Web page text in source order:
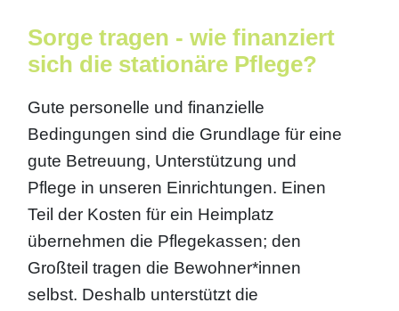
Sorge tragen - wie finanziert
sich die stationäre Pflege?
Gute personelle und finanzielle
Bedingungen sind die Grundlage für eine
gute Betreuung, Unterstützung und
Pflege in unseren Einrichtungen. Einen
Teil der Kosten für ein Heimplatz
übernehmen die Pflegekassen; den
Großteil tragen die Bewohner*innen
selbst. Deshalb unterstützt die